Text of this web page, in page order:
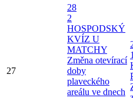
27
28
2
HOSPODSKÝ
KVÍZ U
MATCHY
Změna otevírací
doby
plaveckého
areálu ve dnech
1